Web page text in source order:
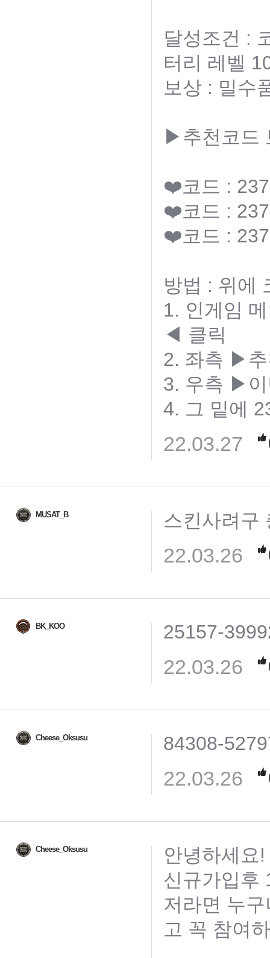
달성조건 :
터리 레벨
보상 : 밀수
▶추천코드
❤️코드 :
❤️코드 :
❤️코드 :
방법 : 위에
1. 인게임
◀ 클릭
2. 좌측 ▶
3. 우측 ▶
4. 그 밑에
22.03.27
MUSAT_B 스킨사려구
22.03.26
BK_KOO 25157-
22.03.26
Cheese_Oksusu 84308-
22.03.26
Cheese_Oksusu
안녕하세요!
신규가입후
저라면 누
고 꼭 참여